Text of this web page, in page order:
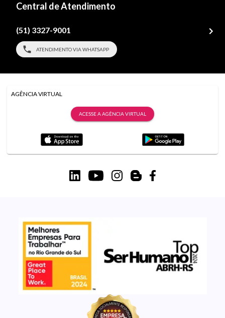
Central de Atendimento
(51) 3327-9001
ATENDIMENTO VIA WHATSAPP
AGÊNCIA VIRTUAL
ACESSE A AGÊNCIA VIRTUAL